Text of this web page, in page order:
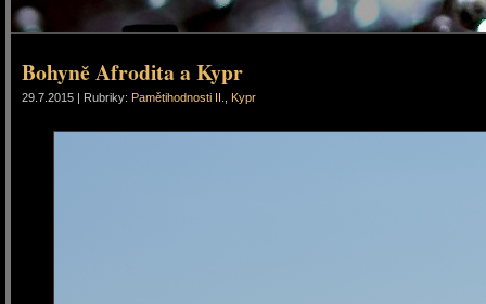
Bohyně Afrodita a Kypr
29.7.2015 | Rubriky: Pamětihodnosti II. Kypr